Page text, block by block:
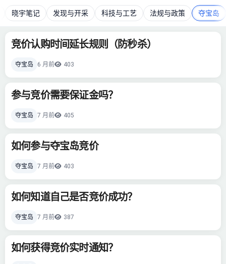
晓宇笔记 发现与开采 科技与工艺 法规与政策 夺宝岛
竞价认购时间延长规则（防秒杀）
夺宝岛 6 月前 403
参与竞价需要保证金吗？
夺宝岛 7 月前 405
如何参与夺宝岛竞价
夺宝岛 7 月前 403
如何知道自己是否竞价成功？
夺宝岛 7 月前 387
如何获得竞价实时通知？